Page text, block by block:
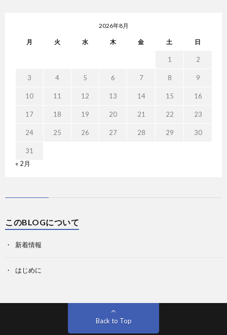
2026年8月
月 火 水 木 金 土 日
1 2
3 4 5 6 7 8 9
10 11 12 13 14 15 16
17 18 19 20 21 22 23
24 25 26 27 28 29 30
31
« 2月
このBLOGについて
新着情報
はじめに
Back to Top